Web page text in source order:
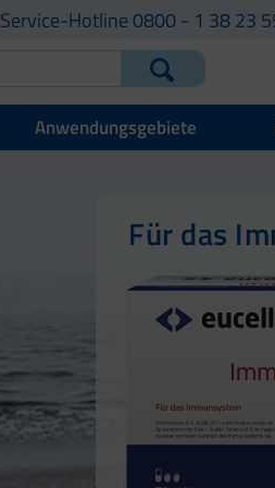
Service-Hotline 0800 - 1 38 23
Anwendungsgebiete
Für das
Für Haut,
Für Ihre